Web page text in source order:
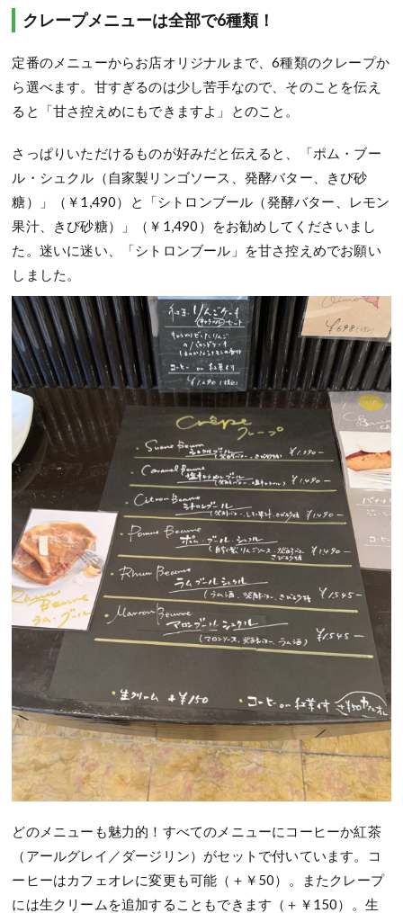
クレープメニューは全部で6種類！
定番のメニューからお店オリジナルまで、6種類のクレープか
ら選べます。甘すぎるのは少し苦手なので、そのことを伝え
ると「甘さ控えめにもできますよ」とのこと。
さっぱりいただけるものが好みだと伝えると、「ポム・ブー
ル・シュクル（自家製リンゴソース、発酵バター、きび砂
糖）」（￥1,490）と「シトロンブール（発酵バター、レモン
果汁、きび砂糖）」（￥1,490）をお勧めしてくださいまし
た。迷いに迷い、「シトロンブール」を甘さ控えめでお願い
しました。
どのメニューも魅力的！すべてのメニューにコーヒーか紅茶
（アールグレイ／ダージリン）がセットで付いています。コ
ーヒーはカフェオレに変更も可能（＋￥50）。またクレープ
には生クリームを追加することもできます（＋￥150）。生